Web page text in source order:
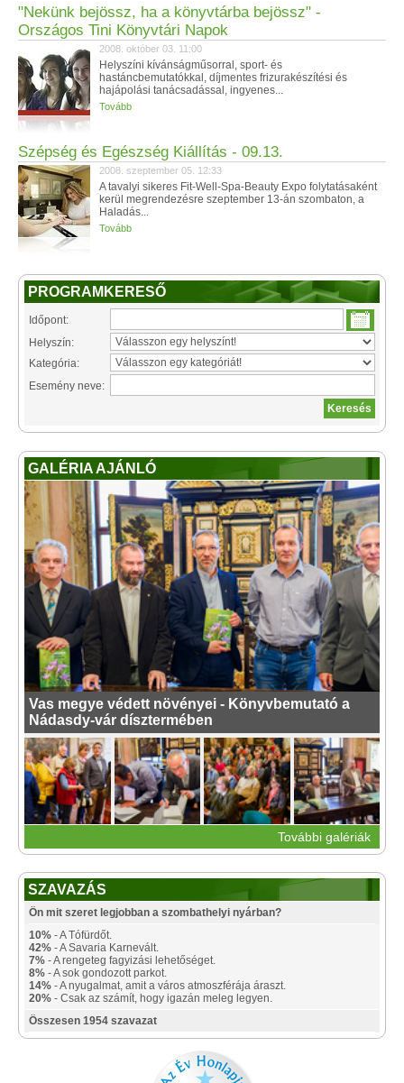
"Nekünk bejössz, ha a könyvtárba bejössz" -
Országos Tini Könyvtári Napok
2008. október 03. 11:00
Helyszíni kívánságműsorral, sport- és
hastáncbemutatókkal, díjmentes frizurakészítési és
hajápolási tanácsadással, ingyenes...
Tovább
Szépség és Egészség Kiállítás - 09.13.
2008. szeptember 05. 12:33
A tavalyi sikeres Fit-Well-Spa-Beauty Expo folytatásaként
kerül megrendezésre szeptember 13-án szombaton, a
Haladás...
Tovább
PROGRAMKERESŐ
Időpont:
Helyszín:
Kategória:
Esemény neve:
GALÉRIA AJÁNLÓ
Vas megye védett növényei - Könyvbemutató a
Nádasdy-vár dísztermében
További galériák
SZAVAZÁS
Ön mit szeret legjobban a szombathelyi nyárban?
10% - A Tófürdőt.
42% - A Savaria Karnevált.
7% - A rengeteg fagyizási lehetőséget.
8% - A sok gondozott parkot.
14% - A nyugalmat, amit a város atmoszférája áraszt.
20% - Csak az számít, hogy igazán meleg legyen.
Összesen 1954 szavazat